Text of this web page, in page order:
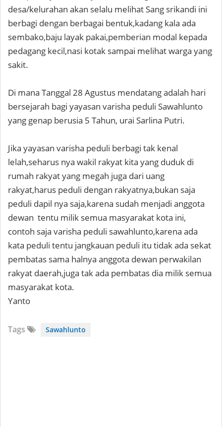
desa/kelurahan akan selalu melihat Sang srikandi ini
berbagi dengan berbagai bentuk,kadang kala ada
sembako,baju layak pakai,pemberian modal kepada
pedagang kecil,nasi kotak sampai melihat warga yang
sakit.
Di mana Tanggal 28 Agustus mendatang adalah hari
bersejarah bagi yayasan varisha peduli Sawahlunto
yang genap berusia 5 Tahun, urai Sarlina Putri.
Jika yayasan varisha peduli berbagi tak kenal
lelah,seharus nya wakil rakyat kita yang duduk di
rumah rakyat yang megah juga dari uang
rakyat,harus peduli dengan rakyatnya,bukan saja
peduli dapil nya saja,karena sudah menjadi anggota
dewan tentu milik semua masyarakat kota ini,
contoh saja varisha peduli sawahlunto,karena ada
kata peduli tentu jangkauan peduli itu tidak ada sekat
pembatas sama halnya anggota dewan perwakilan
rakyat daerah,juga tak ada pembatas dia milik semua
masyarakat kota.
Yanto
Tags Sawahlunto